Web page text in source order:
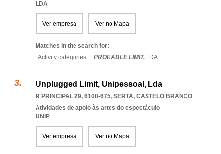
LDA
Ver empresa Ver no Mapa
Matches in the search for:
Activity categories: ...PROBABLE LIMIT, LDA...
Unplugged Limit, Unipessoal, Lda
R PRINCIPAL 29, 6100-675, SERTA, CASTELO BRANCO
Atividades de apoio às artes do espectáculo
UNIP
Ver empresa Ver no Mapa